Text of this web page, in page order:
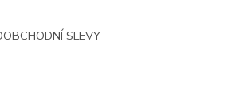
SLEVY